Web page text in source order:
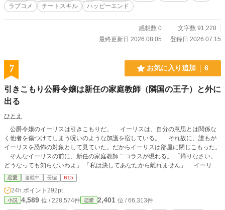
フィーリアは彼の想いに気づかない。 一方、ハズレと思われ
スキルだった。料理の煮込み時間を保留したり、回復薬の効
果を戦闘中に発動させたり。ユフィーリアは日々、スキルの
尊い！」と暴走気味の重度なシスコン義弟カイルまで押し掛
けてきて、レオンティウスの独占欲と嫉妬心は爆発寸前！？
士の、ほのぼのラブコメディです☆ ※「小説家になろう」に
ラブコメ チートスキル ハッピーエンド
感想数 0
文字数 91,228
最終更新日 2026.08.05
登録日 2026.07.15
7 お気に入り追加 6
引きこもり公爵令嬢は新任の家庭教師（隣国の王子）と外に
出る
ひとえ
公爵令嬢のイーリスは引きこもりだ。 イーリスは、自分の意思とは関係な
く他者を傷つけてしまう呪いのような加護を宿している。 それ故に、誰もが
イーリスを恐怖の対象として見ていた。だからイーリスは部屋に閉じこもった。
そんなイーリスの前に、新任の家庭教師ニコラスが現れる。 「帰りなさい。
どうなっても知らないわよ」 「私は決してあなたから離れません」 イーリス
の拒絶や加護を恐れることもなく、ニコラスは真っ直ぐに彼女に歩み寄る。
ニコラスは、閉ざされたイーリスの心を少しずつ開いていった。 でもニコラ
スは、死亡扱いされているはずの隣国の王子で―― 孤独だったイーリスの成
長と、二人が結ばれるまでを描いた物語です。
恋愛 連載中 長編 R15
24h.ポイント 292pt
小説 4,589 位 / 228,574件 恋愛 2,401 位 / 66,313件